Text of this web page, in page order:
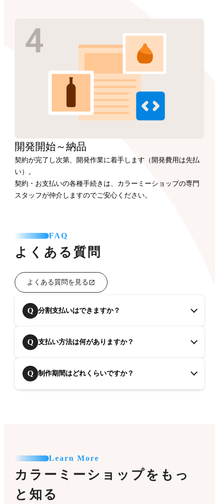
開発開始～納品
契約が完了し次第、開発作業に着手します（開発費用は先払
い）。
契約・お支払いの各種手続きは、カラーミーショップの専門
スタッフが仲介しますのでご安心ください。
FAQ
よくある質問
よくある質問を見る
Q 分割支払いはできますか？
Q 支払い方法は何がありますか？
Q 制作期間はどれくらいですか？
Learn More
カラーミーショップをもっ
と知る